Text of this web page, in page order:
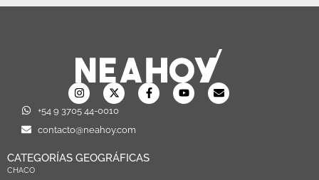
+54 9 3705 44-0010
contacto@neahoy.com
CATEGORÍAS GEOGRÁFICAS
CHACO